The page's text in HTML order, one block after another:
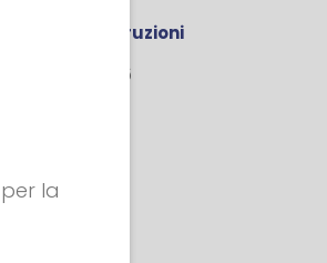
Modulo Istruzioni
14/09/2016
la